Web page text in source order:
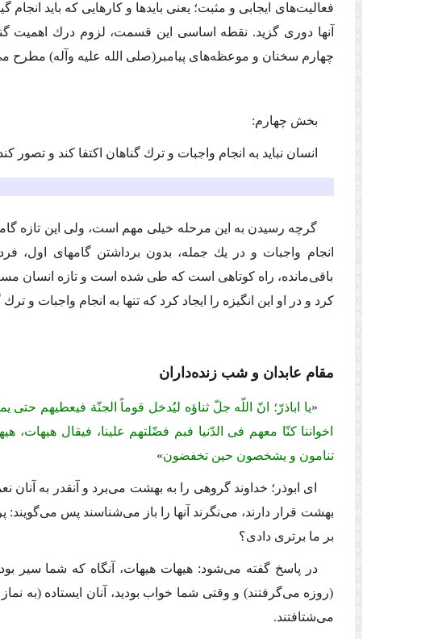
فعالیت‌هاى ایجابى و مثبت؛ یعنى بایدها و كارهایى كه باید
آنها دورى گزید. نقطه اساسى این قسمت، لزوم درك اهمیت
چهارم سخنان و موعظه‌هاى پیامبر(صلى الله علیه وآله) مطرح
بخش چهارم:
انسان نباید به انجام واجبات و ترك گناهان اكتفا كند و تصور
گرچه رسیدن به این مرحله خیلى مهم است، ولى این تازه
انجام واجبات و در یك جمله، بدون برداشتن گامهاى اول،
باقى‌مانده، راه كوتاهى است كه طى شده است و تازه انسان
كرد و در او این انگیزه را ایجاد كرد كه تنها به انجام واجبات و
مقام عابدان و شب زنده‌داران
«یا اباذرّ؛ انّ اللّه جلّ ثناؤه لیُدخل قوماً الجنّة فیعطیهم
اخواننا كنّا معهم فى الدّنیا فبم فضّلتهم علینا، فیقال
تنامون و یشخصون حین تخفضون»
اى ابوذر؛ خداوند گروهى را به بهشت مى‌برد و آنقدر به
بهشت قرار دارند، مى‌نگرند آنها را باز مى‌شناسند پس مى‌گویند:
بر ما برترى دادى؟
در پاسخ گفته مى‌شود: هیهات هیهات، آنگاه كه شما سیر
(روزه مى‌گرفتند) و وقتى شما خواب بودید، آنان ایستاده (به
مى‌شتافتند.